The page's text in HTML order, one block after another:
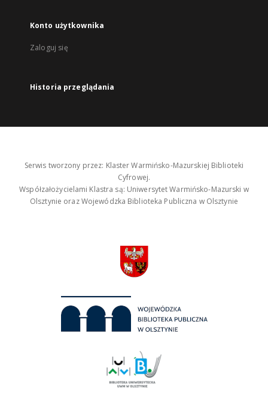
Konto użytkownika
Zaloguj się
Historia przeglądania
Serwis tworzony przez: Klaster Warmińsko-Mazurskiej Biblioteki
Cyfrowej.
Współzałożycielami Klastra są: Uniwersytet Warmińsko-Mazurski w
Olsztynie oraz Wojewódzka Biblioteka Publiczna w Olsztynie